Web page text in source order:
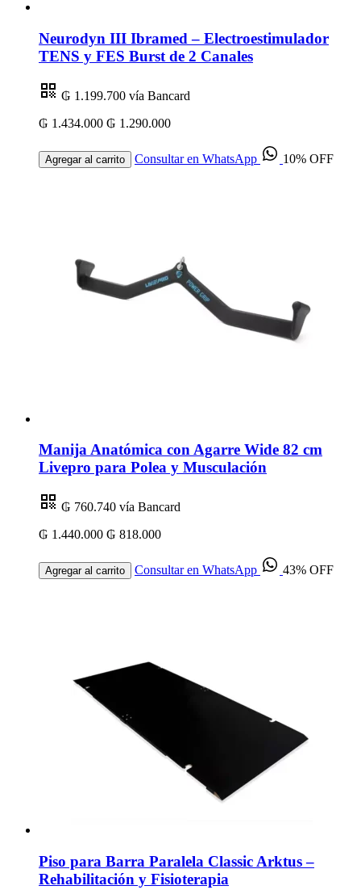
Neurodyn III Ibramed – Electroestimulador
TENS y FES Burst de 2 Canales
₲ 1.199.700 vía Bancard
₲ 1.434.000 ₲ 1.290.000
Agregar al carrito Consultar en WhatsApp 10% OFF
Manija Anatómica con Agarre Wide 82 cm
Livepro para Polea y Musculación
₲ 760.740 vía Bancard
₲ 1.440.000 ₲ 818.000
Agregar al carrito Consultar en WhatsApp 43% OFF
Piso para Barra Paralela Classic Arktus –
Rehabilitación y Fisioterapia